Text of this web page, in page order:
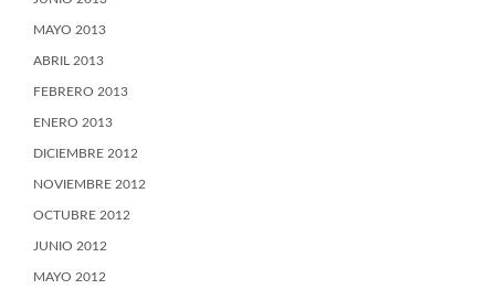
MAYO 2013
ABRIL 2013
FEBRERO 2013
ENERO 2013
DICIEMBRE 2012
NOVIEMBRE 2012
OCTUBRE 2012
JUNIO 2012
MAYO 2012